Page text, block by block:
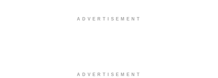
ADVERTISEMENT
ADVERTISEMENT